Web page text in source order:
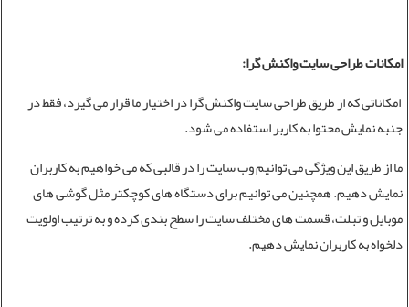
امکانات طراحی سایت واکنش گرا:
امکاناتی که از طریقطراحی سایتواکنش گرا در اختیار ما قرار می گیرد، فقط در
جنبه نمایش محتوا به کاربر استفاده می شود.
ما از طریق این ویژگی می توانیم وب سایت را در قالبی که می خواهیم به کاربران
نمایش دهیم. همچنین می توانیم برای دستگاه های کوچکتر مثل گوشی های
موبایل و تبلت، قسمت های مختلف سایت را سطح بندی کرده و به ترتیب اولویت
دلخواه به کاربران نمایش دهیم.